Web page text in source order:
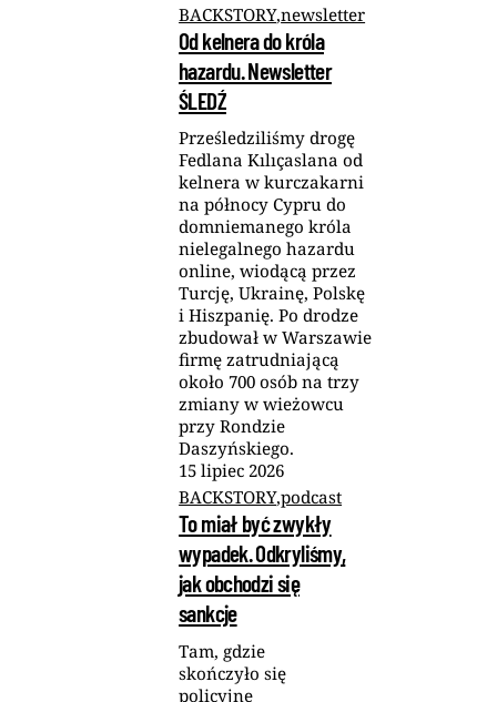
BACKSTORY,newsletter
Od kelnera do króla
hazardu. Newsletter
ŚLEDŹ
Prześledziliśmy drogę
Fedlana Kılıçaslana od
kelnera w kurczakarni
na północy Cypru do
domniemanego króla
nielegalnego hazardu
online, wiodącą przez
Turcję, Ukrainę, Polskę
i Hiszpanię. Po drodze
zbudował w Warszawie
firmę zatrudniającą
około 700 osób na trzy
zmiany w wieżowcu
przy Rondzie
Daszyńskiego.
15 lipiec 2026
BACKSTORY,podcast
To miał być zwykły
wypadek. Odkryliśmy,
jak obchodzi się
sankcje
Tam, gdzie
skończyło się
policyjne